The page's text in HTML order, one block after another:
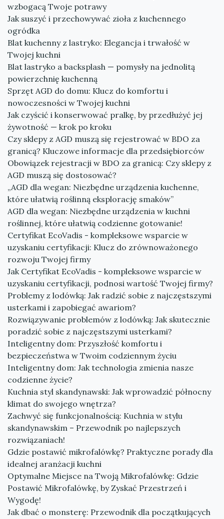
wzbogacą Twoje potrawy
Jak suszyć i przechowywać zioła z kuchennego
ogródka
Blat kuchenny z lastryko: Elegancja i trwałość w
Twojej kuchni
Blat lastryko a backsplash — pomysły na jednolitą
powierzchnię kuchenną
Sprzęt AGD do domu: Klucz do komfortu i
nowoczesności w Twojej kuchni
Jak czyścić i konserwować pralkę, by przedłużyć jej
żywotność — krok po kroku
Czy sklepy z AGD muszą się rejestrować w BDO za
granicą? Kluczowe informacje dla przedsiębiorców
Obowiązek rejestracji w BDO za granicą: Czy sklepy z
AGD muszą się dostosować?
„AGD dla wegan: Niezbędne urządzenia kuchenne,
które ułatwią roślinną eksplorację smaków”
AGD dla wegan: Niezbędne urządzenia w kuchni
roślinnej, które ułatwią codzienne gotowanie!
Certyfikat EcoVadis - kompleksowe wsparcie w
uzyskaniu certyfikacji: Klucz do zrównoważonego
rozwoju Twojej firmy
Jak Certyfikat EcoVadis - kompleksowe wsparcie w
uzyskaniu certyfikacji, podnosi wartość Twojej firmy?
Problemy z lodówką: Jak radzić sobie z najczęstszymi
usterkami i zapobiegać awariom?
Rozwiązywanie problemów z lodówką: Jak skutecznie
poradzić sobie z najczęstszymi usterkami?
Inteligentny dom: Przyszłość komfortu i
bezpieczeństwa w Twoim codziennym życiu
Inteligentny dom: Jak technologia zmienia nasze
codzienne życie?
Kuchnia styl skandynawski: Jak wprowadzić północny
klimat do swojego wnętrza?
Zachwyć się funkcjonalnością: Kuchnia w stylu
skandynawskim – Przewodnik po najlepszych
rozwiązaniach!
Gdzie postawić mikrofalówkę? Praktyczne porady dla
idealnej aranżacji kuchni
Optymalne Miejsce na Twoją Mikrofalówkę: Gdzie
Postawić Mikrofalówkę, by Zyskać Przestrzeń i
Wygodę!
Jak dbać o monsterę: Przewodnik dla początkujących